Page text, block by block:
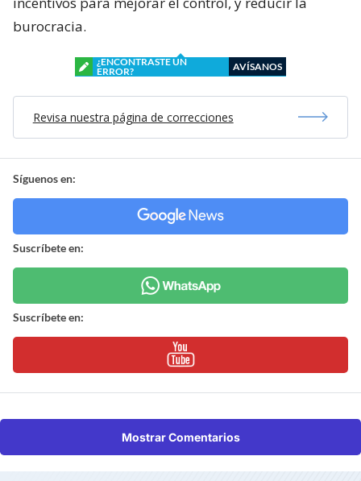
burocracia.
¿ENCONTRASTE UN
ERROR?
AVÍSANOS
Revisa nuestra página de correcciones
Síguenos en:
Suscríbete en:
Suscríbete en:
Mostrar Comentarios